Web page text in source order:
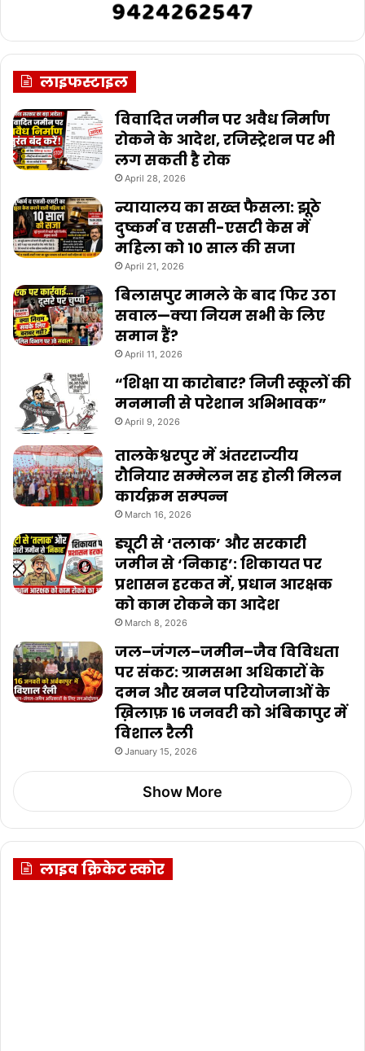
लाइफस्टाइल
विवादित जमीन पर अवैध निर्माण
रोकने के आदेश, रजिस्ट्रेशन पर भी
लग सकती है रोक
April 28, 2026
न्यायालय का सख्त फैसला: झूठे
दुष्कर्म व एससी-एसटी केस में
महिला को 10 साल की सजा
April 21, 2026
बिलासपुर मामले के बाद फिर उठा
सवाल—क्या नियम सभी के लिए
समान हैं?
April 11, 2026
“शिक्षा या कारोबार? निजी स्कूलों की
मनमानी से परेशान अभिभावक”
April 9, 2026
तालकेश्वरपुर में अंतरराज्यीय
रौनियार सम्मेलन सह होली मिलन
कार्यक्रम सम्पन्न
March 16, 2026
ड्यूटी से ‘तलाक’ और सरकारी
जमीन से ‘निकाह’: शिकायत पर
प्रशासन हरकत में, प्रधान आरक्षक
को काम रोकने का आदेश
March 8, 2026
जल–जंगल–जमीन–जैव विविधता
पर संकट: ग्रामसभा अधिकारों के
दमन और खनन परियोजनाओं के
ख़िलाफ़ 16 जनवरी को अंबिकापुर में
विशाल रैली
January 15, 2026
Show More
लाइव क्रिकेट स्कोर